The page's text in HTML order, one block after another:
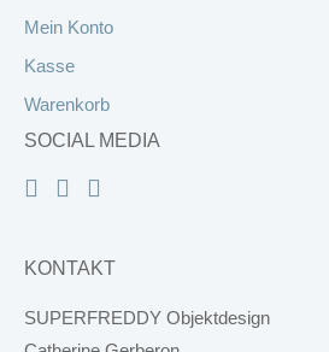
Mein Konto
Kasse
Warenkorb
SOCIAL MEDIA
KONTAKT
SUPERFREDDY Objektdesign